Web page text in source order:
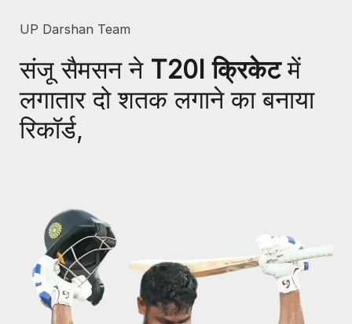
UP Darshan Team
संजू सैमसन ने T20I क्रिकेटमें
लगातार दो शतक लगाने का बनाया
रिकॉर्ड,